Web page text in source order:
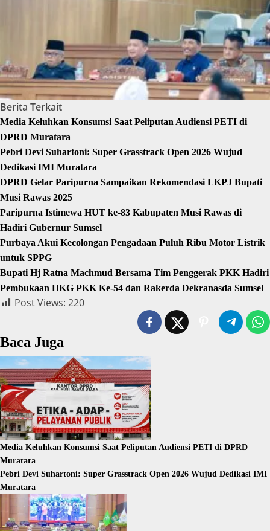
Berita Terkait
Media Keluhkan Konsumsi Saat Peliputan Audiensi PETI di
DPRD Muratara
Pebri Devi Suhartoni: Super Grasstrack Open 2026 Wujud
Dedikasi IMI Muratara
DPRD Gelar Paripurna Sampaikan Rekomendasi LKPJ Bupati
Musi Rawas 2025
Paripurna Istimewa HUT ke-83 Kabupaten Musi Rawas di
Hadiri Gubernur Sumsel
Purbaya Akui Kecolongan Pengadaan Puluh Ribu Motor Listrik
untuk SPPG
Bupati Hj Ratna Machmud Bersama Tim Penggerak PKK Hadiri
Pembukaan HKG PKK Ke-54 dan Rakerda Dekranasda Sumsel
Post Views: 220
Baca Juga
Media Keluhkan Konsumsi Saat Peliputan Audiensi PETI di DPRD
Muratara
Pebri Devi Suhartoni: Super Grasstrack Open 2026 Wujud Dedikasi IMI
Muratara